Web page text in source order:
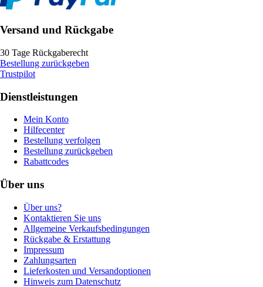
Versand und Rückgabe
30 Tage Rückgaberecht
Bestellung zurückgeben
Trustpilot
Dienstleistungen
Mein Konto
Hilfecenter
Bestellung verfolgen
Bestellung zurückgeben
Rabattcodes
Über uns
Über uns?
Kontaktieren Sie uns
Allgemeine Verkaufsbedingungen
Rückgabe & Erstattung
Impressum
Zahlungsarten
Lieferkosten und Versandoptionen
Hinweis zum Datenschutz